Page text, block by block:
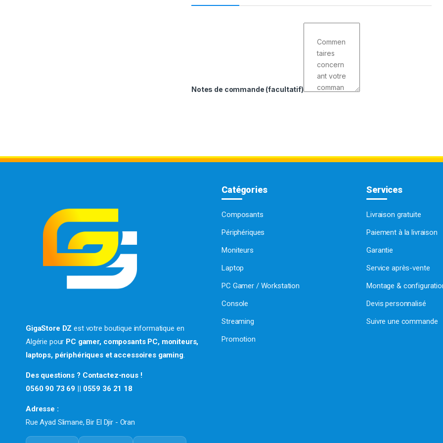
Notes de commande (facultatif)
GigaStore DZ est votre boutique informatique en
Algérie pour PC gamer, composants PC, moniteurs,
laptops, périphériques et accessoires gaming.
Des questions ? Contactez-nous !
0560 90 73 69 || 0559 36 21 18
Adresse :
Rue Ayad Slimane, Bir El Djir - Oran
Catégories
Composants
Périphériques
Moniteurs
Laptop
PC Gamer / Workstation
Console
Streaming
Promotion
Services
Livraison gratuite
Paiement à la livraison
Garantie
Service après-vente
Montage &
Devis personnalisé
Suivre une commande